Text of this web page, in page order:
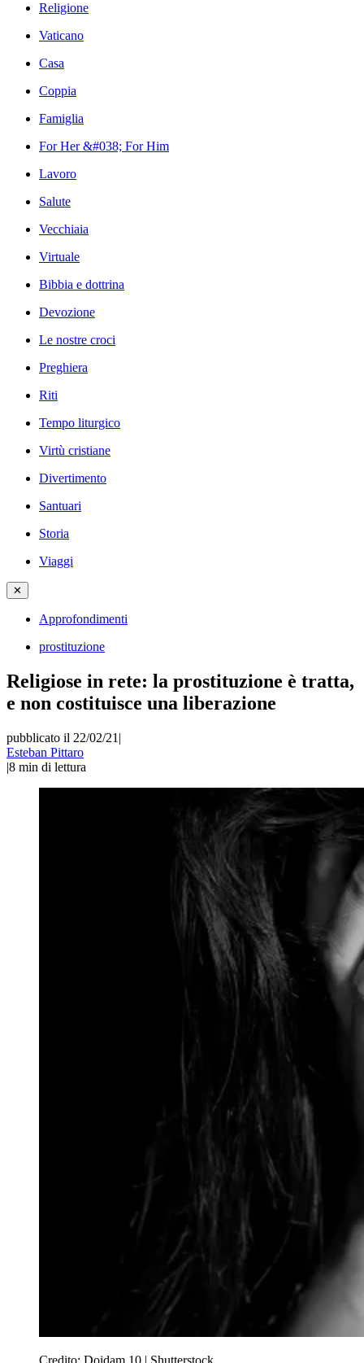
Religione
Vaticano
Casa
Coppia
Famiglia
For Her &#038; For Him
Lavoro
Salute
Vecchiaia
Virtuale
Bibbia e dottrina
Devozione
Le nostre croci
Preghiera
Riti
Tempo liturgico
Virtù cristiane
Divertimento
Santuari
Storia
Viaggi
✕
Approfondimenti
prostituzione
Religiose in rete: la prostituzione è tratta,
e non costituisce una liberazione
pubblicato il 22/02/21 |
Esteban Pittaro
|8 min di lettura
Credito: Doidam 10 | Shutterstock